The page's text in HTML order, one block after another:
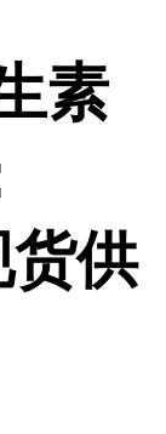
素
货供